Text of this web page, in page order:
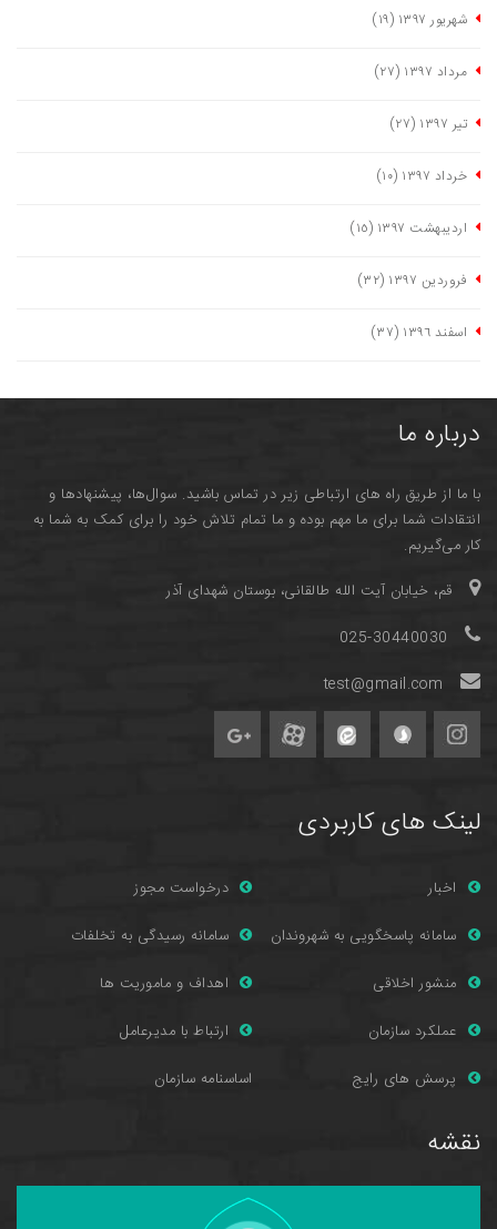
شهریور ١٣٩٧ (١٩)
مرداد ١٣٩٧ (٢٧)
تیر ١٣٩٧ (٢٧)
خرداد ١٣٩٧ (١٠)
اردیبهشت ١٣٩٧ (١٥)
فروردین ١٣٩٧ (٣٢)
اسفند ١٣٩٦ (٣٧)
درباره ما
با ما از طریق راه های ارتباطی زیر در تماس باشید. سوال‌ها، پیشنهادها و
انتقادات شما برای ما مهم بوده و ما تمام تلاش خود را برای کمک به شما به
کار می‌گیریم.
قم، خیابان آیت الله طالقانی، بوستان شهدای آذر
025-30440030
test@gmail.com
لینک های کاربردی
اخبار
درخواست مجوز
سامانه پاسخگویی به شهروندان
سامانه رسیدگی به تخلفات
منشور اخلاقی
اهداف و ماموریت ها
عملکرد سازمان
ارتباط با مدیرعامل
پرسش های رایج اساسنامه سازمان
نقشه